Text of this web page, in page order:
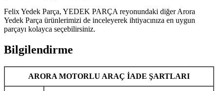
Felix Yedek Parça, YEDEK PARÇA reyonundaki diğer Arora
Yedek Parça ürünlerimizi de inceleyerek ihtiyacınıza en uygun
parçayı kolayca seçebilirsiniz.
Bilgilendirme
ARORA MOTORLU ARAÇ İADE ŞARTLARI